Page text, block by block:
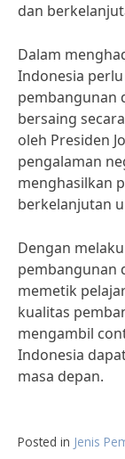
dan
Dalam
Indonesia
pembangunan
bersaing
oleh Presiden
pengalaman
menghasilkan
berkelanjutan
Dengan
pembangunan
memetik
kualitas
mengambil
Indonesia
masa depan.
Posted in Jenis